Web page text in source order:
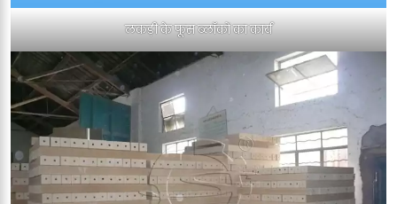
लकड़ी के फूस ब्लॉकों का कार्य